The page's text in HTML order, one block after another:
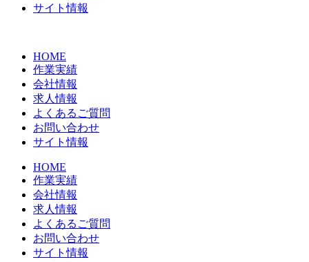
サイト情報
HOME
作業実績
会社情報
求人情報
よくあるご質問
お問い合わせ
サイト情報
HOME
作業実績
会社情報
求人情報
よくあるご質問
お問い合わせ
サイト情報